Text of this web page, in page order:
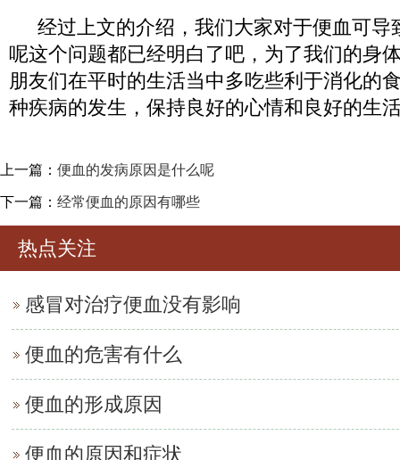
经过上文的介绍，我们大家对于便血可导
呢这个问题都已经明白了吧，为了我们的身
朋友们在平时的生活当中多吃些利于消化的
种疾病的发生，保持良好的心情和良好的生
上一篇： 便血的发病原因是什么呢
下一篇： 经常便血的原因有哪些
热点关注
感冒对治疗便血没有影响
便血的危害有什么
便血的形成原因
便血的原因和症状